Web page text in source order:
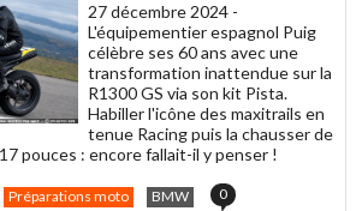
ami
27 décembre 2024 -
L'équipementier espagnol Puig
célèbre ses 60 ans avec une
transformation inattendue sur la
R1300 GS via son kit Pista.
Habiller l'icône des maxitrails en
tenue Racing puis la chausser de
pouces : encore fallait-il y penser !
Préparations moto BMW 0